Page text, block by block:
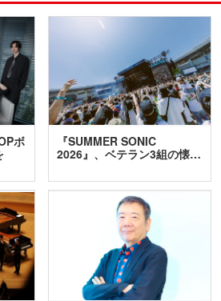
ボ
『SUMMER SONIC
2026』、ベテラン3組の懐…